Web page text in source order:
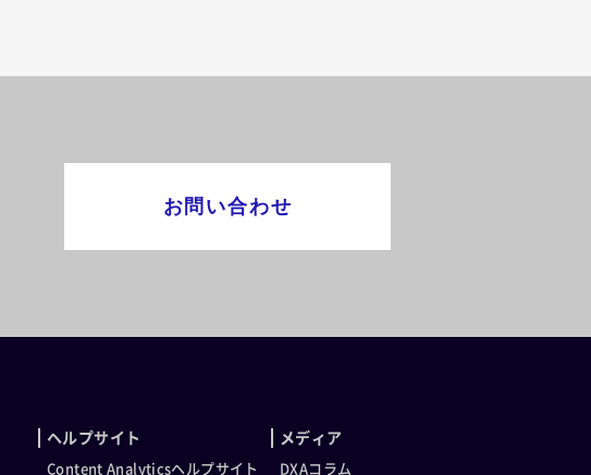
お問い合わせ
ヘルプサイト
Content Analyticsヘルプサイト
メディア
DXAコラム